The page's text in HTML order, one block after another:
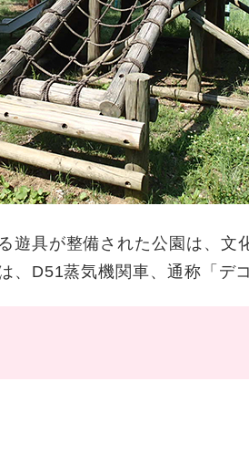
遊具が整備された公園は、文
、D51蒸気機関車、通称「デ